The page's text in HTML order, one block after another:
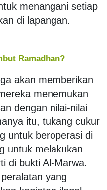
menangani setiap
di lapangan.
Ramadhan?
akan memberikan
menemukan
dengan nilai-nilai
itu, tukang cukur
untuk beroperasi di
untuk melakukan
di bukti Al-Marwa.
yang